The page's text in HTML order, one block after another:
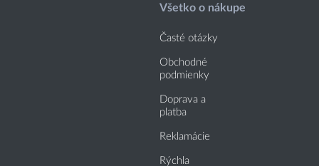
Všetko o nákupe
Časté otázky
Obchodné
podmienky
Doprava a
platba
Reklamácie
Rýchla